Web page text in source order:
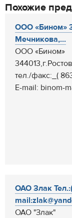
Похожие
ООО «Бином»
Мечникова,...
ООО «Бином»
тел./факс:_(
Е-mail: binom-
ОАО Злак
ОАО "Злак"